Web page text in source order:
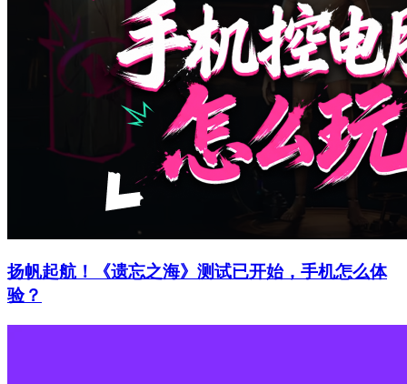
扬帆起航！《遗忘之海》测试已开始，手机怎么体
验？